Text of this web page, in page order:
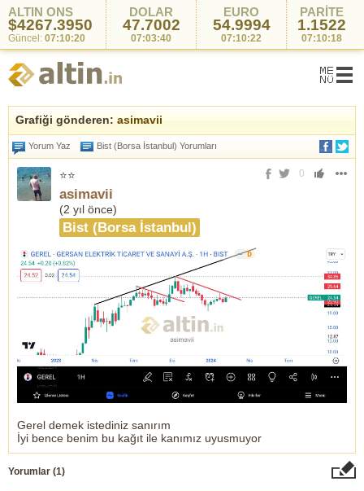
ALTIN ONS
$4267.3950
Güncel: 07:10:20
DOLAR
47.7002
07:03:40
EURO
54.9994
07:10:22
PARİTE
1.1522
07:10:18
Grafiği gönderen: asimavii
Yorum Yaz Bist (Borsa İstanbul) Yorumları
⭐⭐
asimavii
(2 yıl önce)
Bist (Borsa İstanbul)
0
Gerel demek istediniz sanırım
İyi bence benim bu kağıt ile kanımız uyusmuyor
Yorumlar (1)